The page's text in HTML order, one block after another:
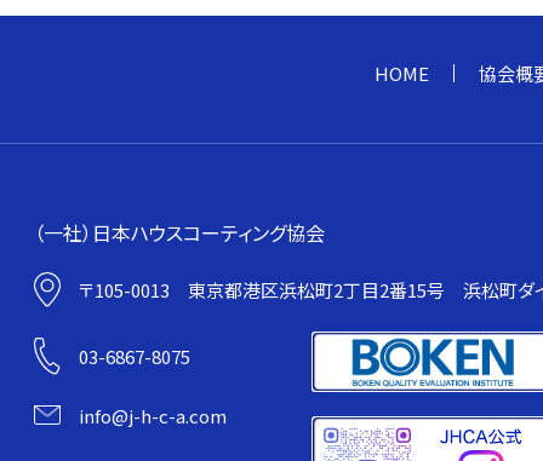
加盟店一
HOME 協会概
（一社）日本ハウスコーティング協会
〒105-0013 東京都港区浜松町2丁目2番15号 浜松町ダ
03-6867-8075
info@j-h-c-a.com